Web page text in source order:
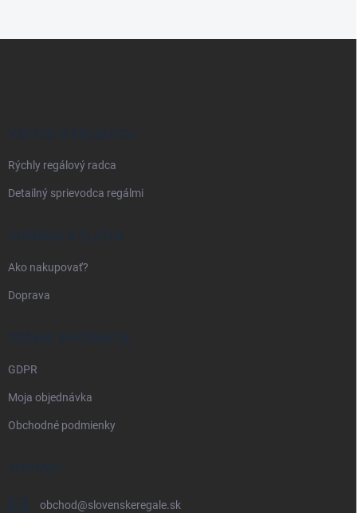
VŠETKO O REGÁLOCH
Rýchly regálový radca
Detailný sprievodca regálmi
DOPRAVA A PLATBA
Ako nakupovať?
Doprava
PRÁVNE INFORMÁCIE
GDPR
Moja objednávka
Obchodné podmienky
KONTAKT
obchod@slovenskeregale.sk